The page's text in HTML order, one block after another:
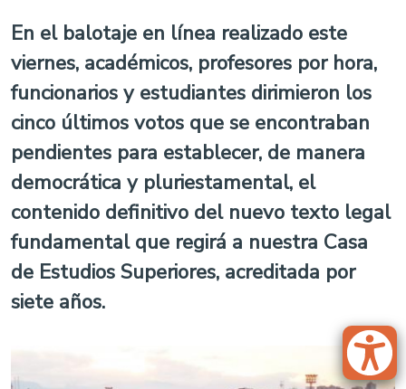
En el balotaje en línea realizado este
viernes, académicos, profesores por hora,
funcionarios y estudiantes dirimieron los
cinco últimos votos que se encontraban
pendientes para establecer, de manera
democrática y pluriestamental, el
contenido definitivo del nuevo texto legal
fundamental que regirá a nuestra Casa
de Estudios Superiores, acreditada por
siete años.